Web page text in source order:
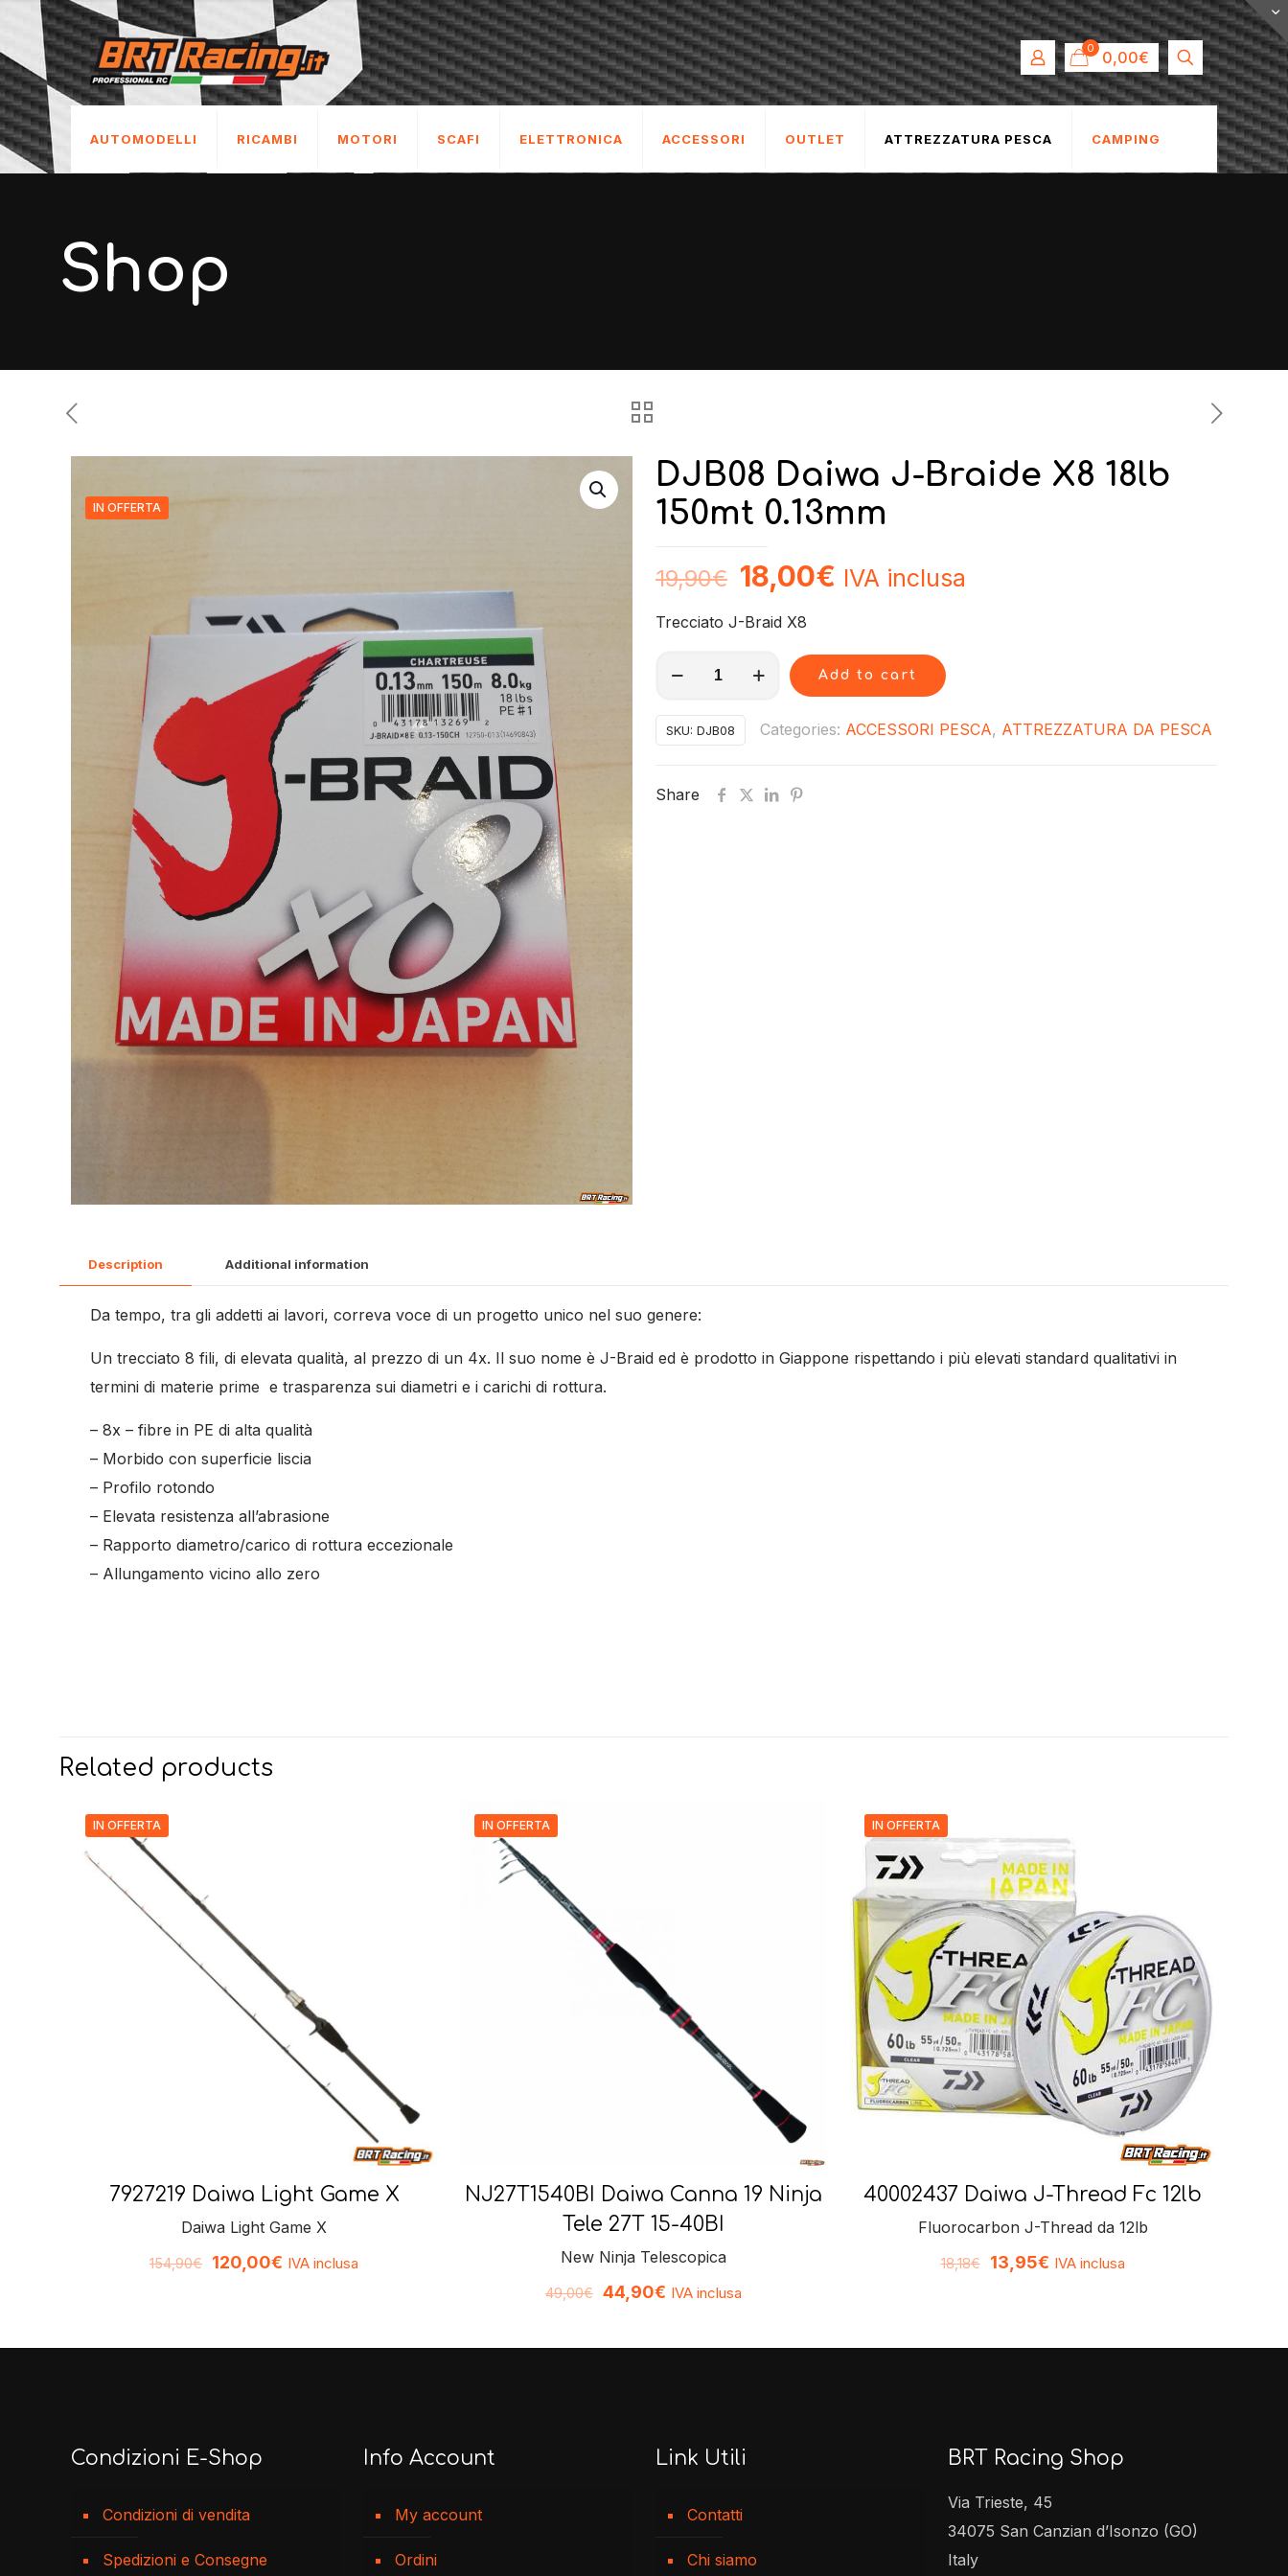
0 0,00€
AUTOMODELLI RICAMBI MOTORI SCAFI ELETTRONICA ACCESSORI OUTLET ATTREZZATURA PESCA CAMPING
Shop
IN OFFERTA
DJB08 Daiwa J-Braide X8 18lb
150mt 0.13mm
19,90€ 18,00€ IVA inclusa
Trecciato J-Braid X8
J-
Braide
Add to cart
SKU: DJB08 Categories: ACCESSORI PESCA, ATTREZZATURA DA PESCA
Share
Description Additional information
Da tempo, tra gli addetti ai lavori, correva voce di un progetto unico nel suo genere:
Un trecciato 8 fili, di elevata qualità, al prezzo di un 4x. Il suo nome è J-Braid ed è prodotto in Giappone rispettando i più elevati standard qualitativi in
termini di materie prime e trasparenza sui diametri e i carichi di rottura.
– 8x – fibre in PE di alta qualità
– Morbido con superficie liscia
– Profilo rotondo
– Elevata resistenza all’abrasione
– Rapporto diametro/carico di rottura eccezionale
– Allungamento vicino allo zero
Related products
IN OFFERTA
7927219 Daiwa Light Game X
Daiwa Light Game X
154,90€ 120,00€ IVA inclusa
IN OFFERTA
NJ27T1540BI Daiwa Canna 19 Ninja
Tele 27T 15-40BI
New Ninja Telescopica
49,00€ 44,90€ IVA inclusa
IN OFFERTA
40002437 Daiwa J-Thread Fc 12lb
Fluorocarbon J-Thread da 12lb
18,18€ 13,95€ IVA inclusa
Condizioni E-Shop
Condizioni di vendita
Spedizioni e Consegne
Info Account
My account
Ordini
Link Utili
Contatti
Chi siamo
BRT Racing Shop
Via Trieste, 45
34075 San Canzian d’Isonzo (GO)
Italy